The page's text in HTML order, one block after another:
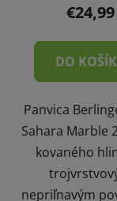
€24,99
DO
Panvica
Sahara Marble
kovaného
nepriľnavým